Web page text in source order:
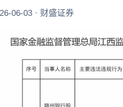
06-03 · 财盛证券